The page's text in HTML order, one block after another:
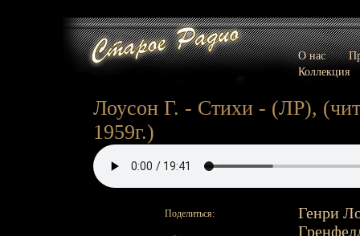
О нас
Коллекция
Лоусон Г. - Стихи - (ЛР),
1959г.)
Поделиться:
Генри